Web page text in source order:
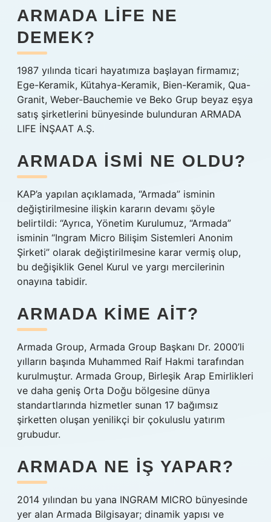
ARMADA LIFE NE
DEMEK?
1987 yılında ticari hayatımıza başlayan firmamız;
Ege-Keramik, Kütahya-Keramik, Bien-Keramik, Qua-
Granit, Weber-Bauchemie ve Beko Grup beyaz eşya
satış şirketlerini bünyesinde bulunduran ARMADA
LIFE İNŞAAT A.Ş.
ARMADA ISMI NE OLDU?
KAP’a yapılan açıklamada, “Armada” isminin
değiştirilmesine ilişkin kararın devamı şöyle
belirtildi: “Ayrıca, Yönetim Kurulumuz, “Armada”
isminin “Ingram Micro Bilişim Sistemleri Anonim
Şirketi” olarak değiştirilmesine karar vermiş olup,
bu değişiklik Genel Kurul ve yargı mercilerinin
onayına tabidir.
ARMADA KIME AIT?
Armada Group, Armada Group Başkanı Dr. 2000’li
yılların başında Muhammed Raif Hakmi tarafından
kurulmuştur. Armada Group, Birleşik Arap Emirlikleri
ve daha geniş Orta Doğu bölgesine dünya
standartlarında hizmetler sunan 17 bağımsız
şirketten oluşan yenilikçi bir çokuluslu yatırım
grubudur.
ARMADA NE IŞ YAPAR?
2014 yılından bu yana INGRAM MICRO bünyesinde
yer alan Armada Bilgisayar; dinamik yapısı ve